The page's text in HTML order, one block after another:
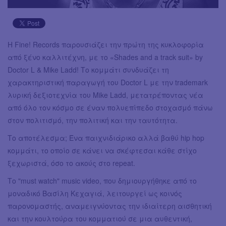
Η Fine! Records παρουσιάζει την πρώτη της κυκλοφορία
από ξένο καλλιτέχνη, με το «Shades and a track suit» by
Doctor L & Mike Ladd! Το κομμάτι συνδυάζει τη
χαρακτηριστική παραγωγή του Doctor L με την trademark
λυρική δεξιοτεχνία του Mike Ladd, μετατρέποντας νέα
από όλο τον κόσμο σε έναν πολυεπίπεδο στοχασμό πάνω
στον πολιτισμό, την πολιτική και την ταυτότητα.
Το αποτέλεσμα; Ένα παιχνιδιάρικο αλλά βαθύ hip hop
κομμάτι, το οποίο σε κάνει να σκέφτεσαι κάθε στίχο
ξεχωριστά, όσο το ακούς στο repeat.
Το "must watch" music video, που δημιουργήθηκε από το
μοναδικό Βασίλη Κεχαγιά, λειτουργεί ως κοινός
παρονομαστής, αναμειγνύοντας την ιδιαίτερη αισθητική
και την κουλτούρα του κομματιού σε μια αυθεντική,